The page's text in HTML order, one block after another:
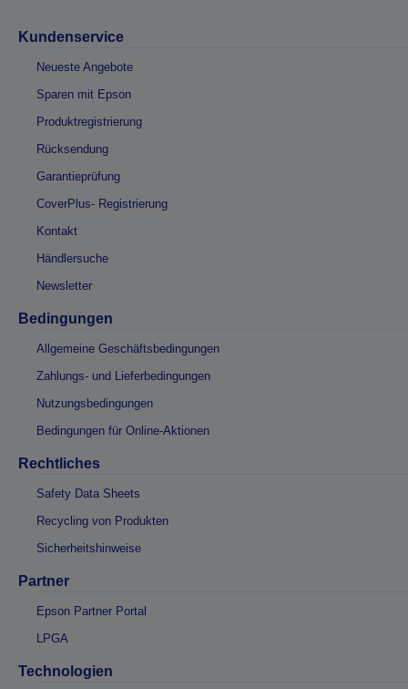
Kundenservice
Neueste Angebote
Sparen mit Epson
Produktregistrierung
Rücksendung
Garantieprüfung
CoverPlus- Registrierung
Kontakt
Händlersuche
Newsletter
Bedingungen
Allgemeine Geschäftsbedingungen
Zahlungs- und Lieferbedingungen
Nutzungsbedingungen
Bedingungen für Online-Aktionen
Rechtliches
Safety Data Sheets
Recycling von Produkten
Sicherheitshinweise
Partner
Epson Partner Portal
LPGA
Technologien